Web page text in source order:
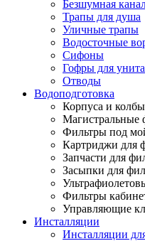
Безшумная
Трапы для душа
Уличные трапы
Водосточные
Сифоны
Гофры для
Отводы
Водоподготовка
Корпуса и
Магистральные
Фильтры под
Картриджи для
Запчасти для
Засыпки для
Фильтры
Управляющие
Инсталляции
Инсталляции